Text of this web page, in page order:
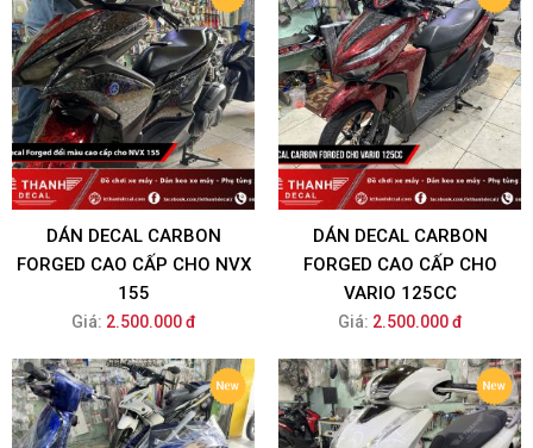
DÁN DECAL CARBON
FORGED CAO CẤP CHO NVX
155
Giá: 2.500.000 đ
DÁN DECAL CARBON
FORGED CAO CẤP CHO
VARIO 125CC
Giá: 2.500.000 đ